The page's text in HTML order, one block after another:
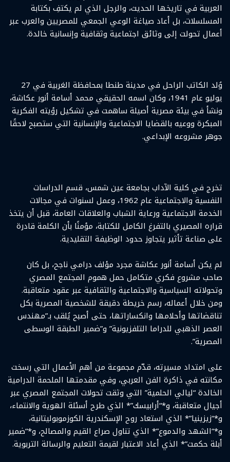
العربية في تاريخها الحديث، والرجل الذي لم يكتفِ بكتابة
المسلسلات، بل أعاد صياغة الوعي الجمعي للمصريين والعرب عبر
أعمال تحولت إلى وثائق اجتماعية وثقافية وإنسانية خالدة.
وُلد الكاتب الراحل في مدينة طنطا بمحافظة الغربية في 27
يوليو عام 1941، وكان اسمه الحقيقي محمد أسامة أنور عكاشة،
ونشأ في بيئة مصرية أصيلة ساهمت في تشكيل رؤيته الفكرية
المبكرة ووعيه بالقضايا الاجتماعية والإنسانية التي ستصبح لاحقًا
جوهر مشروعه الإبداعي.
تخرج في كلية الآداب بجامعة عين شمس، قسم الدراسات
النفسية والاجتماعية عام 1962، وعمل لسنوات في مجالات
الخدمة الاجتماعية ورعاية الشباب والعلاقات العامة، قبل أن يتخذ
قراره المصيري بالتفرغ الكامل للكتابة، مؤمنًا بأن الكلمة قادرة
على صناعة تأثير يتجاوز حدود الوظيفة التقليدية.
لم يكن أسامة أنور عكاشة مجرد مؤلف درامي ناجح، بل كان
صاحب مشروع فكري متكامل حمل هموم المجتمع المصري
وتحولاته السياسية والاجتماعية والثقافية عبر عقود متعاقبة.
ومن خلال أعماله، رسم خريطة دقيقة للشخصية المصرية بكل
تناقضاتها وأحلامها وانكساراتها، حتى أصبح يُلقب بـ”مهندس
العصر الذهبي للدراما التلفزيونية” و”ضمير الطبقة الوسطى
المصرية”.
على امتداد مسيرته، قدّم مجموعة من أهم الأعمال التي رسخت
مكانته في ذاكرة الفن العربي، وفي مقدمتها الملحمة الدرامية
الخالدة “ليالي الحلمية” التي وثقت تحولات المجتمع المصري عبر
أجيال متعاقبة، و*“أرابيسك”* الذي طرح أسئلة الهوية والانتماء،
و*“زيزينيا”* الذي استعاد روح الإسكندرية الكوزموبوليتانية،
و*“الشهد والدموع”* الذي تناول صراع القيم والمصالح، و*“ضمير
أبلة حكمت”* الذي أعاد الاعتبار لقيمة التعليم والرسالة التربوية.